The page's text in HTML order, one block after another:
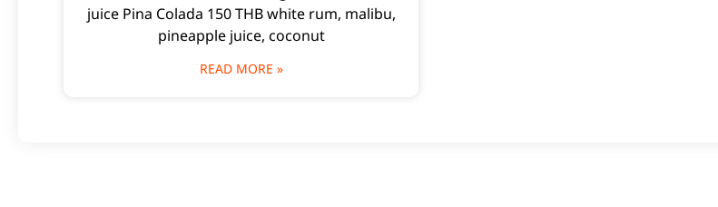
juice Pina Colada 150 THB white rum, malibu,
pineapple juice, coconut
READ MORE »